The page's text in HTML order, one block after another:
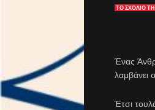
ΤΟ ΣΧΌΛΙΟ
Ένας
λαμβάνει
Έτσι